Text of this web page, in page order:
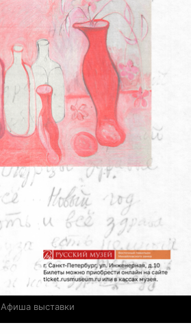
Афиша выставки